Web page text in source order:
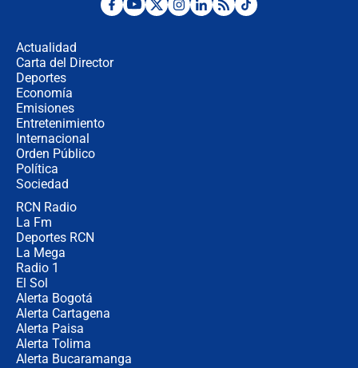
Desde dermatitis hasta infecciones:
Actualidad
Carta del Director
Deportes
Economía
Emisiones
Entretenimiento
Internacional
Orden Público
Política
Sociedad
RCN Radio
La Fm
Deportes RCN
La Mega
Radio 1
El Sol
Alerta Bogotá
Alerta Cartagena
Alerta Paisa
Alerta Tolima
Alerta Bucaramanga